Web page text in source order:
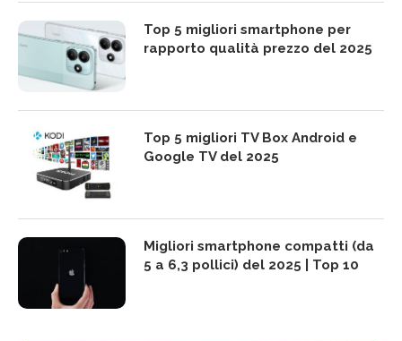
Top 5 migliori smartphone per
rapporto qualità prezzo del 2025
Top 5 migliori TV Box Android e
Google TV del 2025
Migliori smartphone compatti (da
5 a 6,3 pollici) del 2025 | Top 10